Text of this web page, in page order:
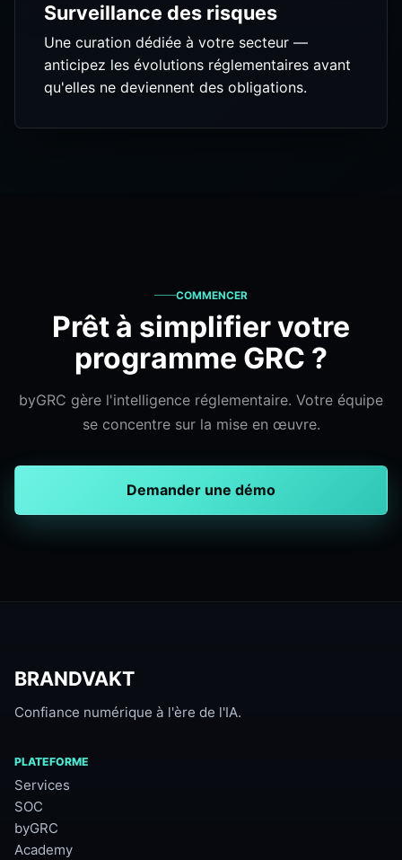
Surveillance des risques
Une curation dédiée à votre secteur —
anticipez les évolutions réglementaires avant
qu'elles ne deviennent des obligations.
COMMENCER
Prêt à simplifier votre
programme GRC ?
byGRC gère l'intelligence réglementaire. Votre équipe
se concentre sur la mise en œuvre.
Demander une démo
BRANDVAKT
Confiance numérique à l'ère de l'IA.
PLATEFORME
Services
SOC
byGRC
Academy